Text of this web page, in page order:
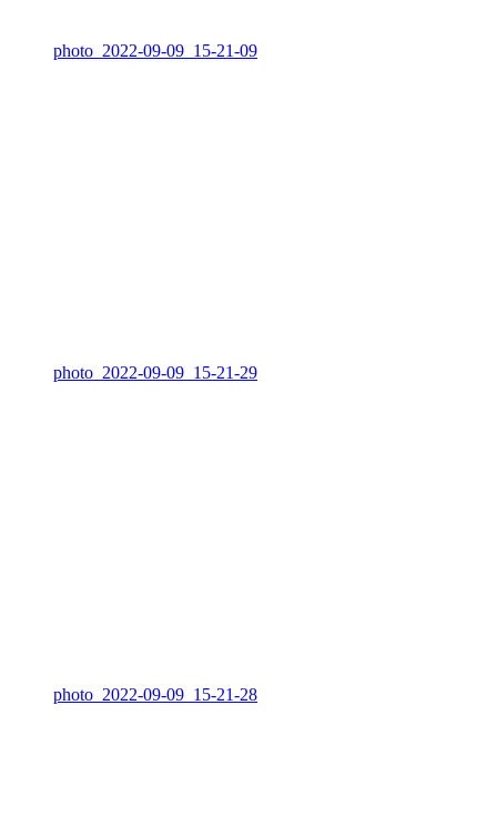
photo_2022-09-09_15-21-09
photo_2022-09-09_15-21-29
photo_2022-09-09_15-21-28